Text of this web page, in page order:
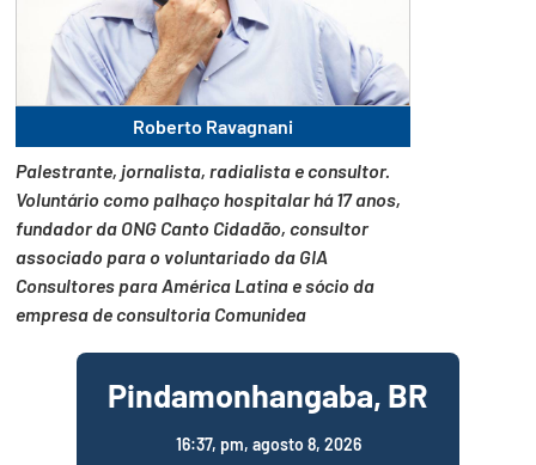
Roberto Ravagnani
Palestrante, jornalista, radialista e consultor.
Voluntário como palhaço hospitalar há 17 anos,
fundador da ONG Canto Cidadão, consultor
associado para o voluntariado da GIA
Consultores para América Latina e sócio da
empresa de consultoria Comunidea
Pindamonhangaba, BR
16:37, pm, agosto 8, 2026